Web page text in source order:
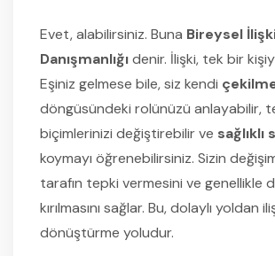
Evet, alabilirsiniz. Buna Bireysel
Danışmanlığıdenir. İlişki, tek bir
Eşiniz gelmese bile, siz kendi
döngüsündeki rolünüzü anlayabilir,
biçimlerinizi değiştirebilir ve sağlıklı
koymayı öğrenebilirsiniz. Sizin
tarafın tepki vermesini ve genellikle
kırılmasını sağlar. Bu, dolaylı yoldan
dönüştürme yoludur.